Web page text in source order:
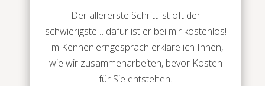
Der allererste Schritt ist oft der
schwierigste… dafür ist er bei mir kostenlos!
Im Kennenlerngespräch erkläre ich Ihnen,
wie wir zusammenarbeiten, bevor Kosten
für Sie entstehen.